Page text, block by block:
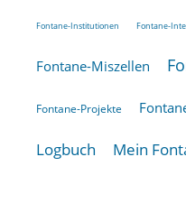
Fontane-Institutionen Fontane-
Fontane-Miszellen
Fontane-Projekte
Logbuch Mein